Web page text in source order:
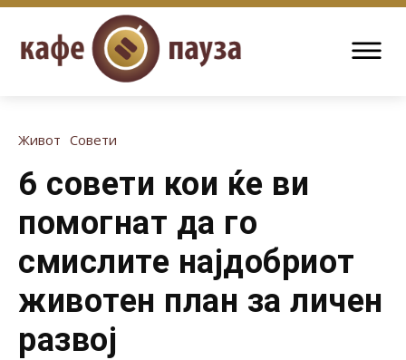
Живот Совети
6 совети кои ќе ви
помогнат да го
смислите најдобриот
животен план за личен
развој